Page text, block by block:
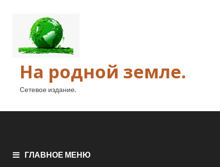
На родной земле.
Сетевое издание.
ГЛАВНОЕ МЕНЮ